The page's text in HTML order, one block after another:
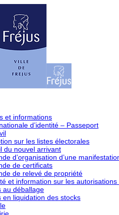
et informations
d’identité – Passeport
sur les listes électorales
du nouvel arrivant
d’organisation d’une
de certificats
de relevé de propriété
et information sur les
au déballage
en liquidation des stocks